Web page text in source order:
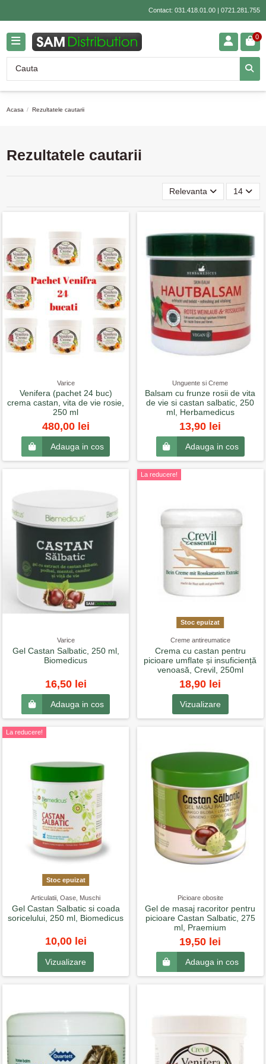
Contact: 031.418.01.00| 0721.281.755
0
Acasa Rezultatele cautarii
Rezultatele cautarii
Relevanta 14
Varice
Venifera (pachet 24 buc)
crema castan, vita de vie rosie,
250 ml
480,00 lei
Adauga in cos
Unguente si Creme
Balsam cu frunze rosii de vita
de vie si castan salbatic, 250
ml, Herbamedicus
13,90 lei
Adauga in cos
Varice
Gel Castan Salbatic, 250 ml,
Biomedicus
16,50 lei
Adauga in cos
La reducere!
Stoc epuizat
Creme antireumatice
Crema cu castan pentru
picioare umflate și insuficiență
venoasă, Crevil, 250ml
18,90 lei
Vizualizare
La reducere!
Stoc epuizat
Articulatii, Oase, Muschi
Gel Castan Salbatic si coada
soricelului, 250 ml, Biomedicus
10,00 lei
Vizualizare
Picioare obosite
Gel de masaj racoritor pentru
picioare Castan Salbatic, 275
ml, Praemium
19,50 lei
Adauga in cos